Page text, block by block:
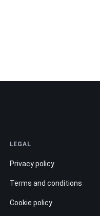
LEGAL
Privacy policy
Terms and conditions
Cookie policy